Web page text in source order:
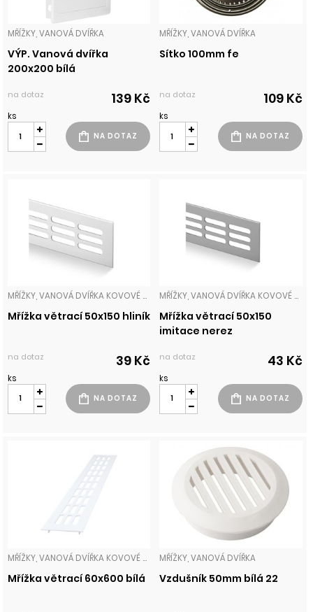
MŘÍŽKY, VANOVÁ DVÍŘKA
VÝP. Vanová dvířka
200x200 bílá
na dotaz 139 Kč
ks
MŘÍŽKY, VANOVÁ DVÍŘKA
Sítko 100mm fe
na dotaz 109 Kč
ks
MŘÍŽKY, VANOVÁ DVÍŘKA KOVOVÉ MŘÍŽKY
Mřížka větrací 50x150 hliník
na dotaz 39 Kč
ks
MŘÍŽKY, VANOVÁ DVÍŘKA KOVOVÉ MŘÍŽKY
Mřížka větrací 50x150
imitace nerez
na dotaz 43 Kč
ks
MŘÍŽKY, VANOVÁ DVÍŘKA KOVOVÉ MŘÍŽKY
Mřížka větrací 60x600 bílá
MŘÍŽKY, VANOVÁ DVÍŘKA
Vzdušník 50mm bílá 22